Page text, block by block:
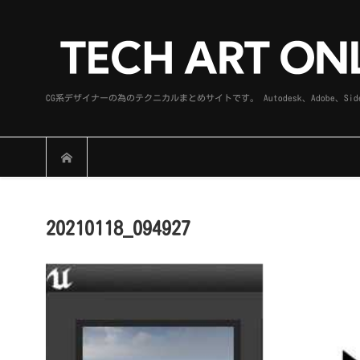
CG系デザイナーの為のテクニカルまとめサイトです。 Autodesk、Adobe、
20210118_094927